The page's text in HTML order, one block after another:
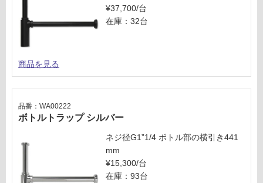
¥37,700/台
在庫：32台
商品を見る
ボトルトラップ シルバー
品番：WA00222
ネジ径G1”1/4 ボトル部の横引き441
mm
¥15,300/台
在庫：93台